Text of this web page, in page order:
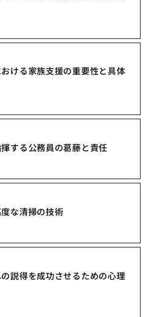
ける家族支援の重要性と具体
する公務員の葛藤と責任
な清掃の技術
説得を成功させるための心理